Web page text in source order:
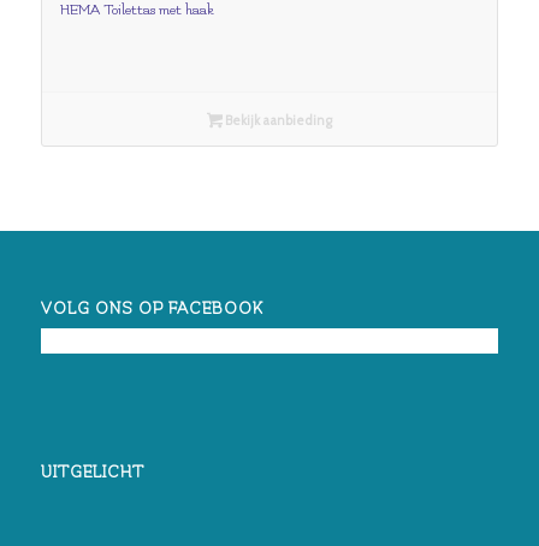
HEMA Toilettas met haak
Bekijk aanbieding
VOLG ONS OP FACEBOOK
UITGELICHT